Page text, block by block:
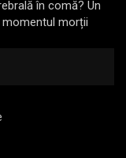
în comă? Un
momentul morții